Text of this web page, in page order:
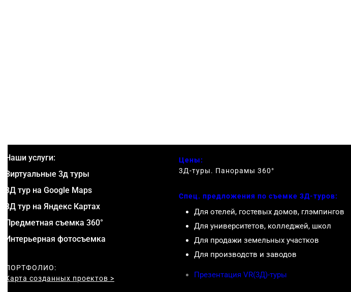
Наши услуги:
Виртуальные 3д туры
3Д тур на Google Maps
3Д тур на Яндекс Картах
Предметная съемка 360°
Интерьерная фотосъемка
ПОРТФОЛИО:
Карта созданных проектов >
Цены:
3Д-туры. Панорамы 360°
Спец. предложения по съемке 3Д-туров:
Для отелей, гостевых домов, глэмпингов
Для университетов, колледжей, школ
Для продажи земельных участков
Для производств и заводов
Презентация VR(3Д)-туры